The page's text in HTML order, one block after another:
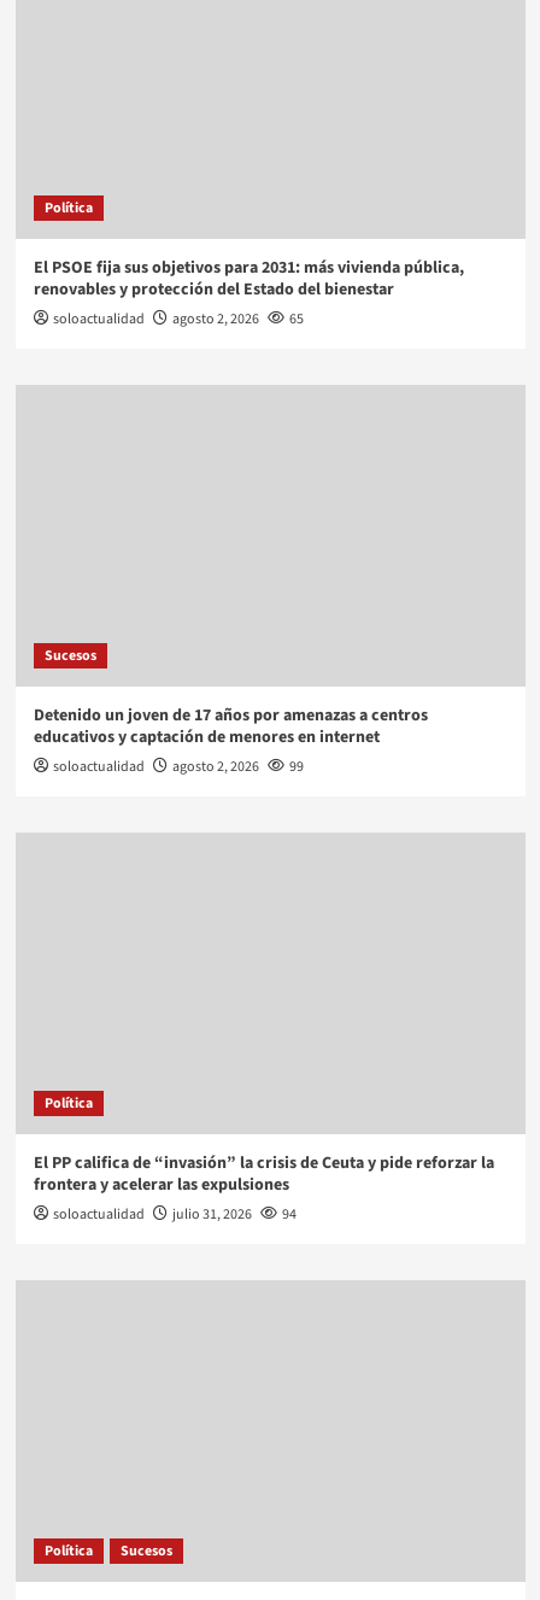
Política
El PSOE fija sus objetivos para 2031: más vivienda pública,
renovables y protección del Estado del bienestar
soloactualidad agosto 2, 2026 65
Sucesos
Detenido un joven de 17 años por amenazas a centros
educativos y captación de menores en internet
soloactualidad agosto 2, 2026 99
Política
El PP califica de “invasión” la crisis de Ceuta y pide reforzar la
frontera y acelerar las expulsiones
soloactualidad julio 31, 2026 94
Política Sucesos